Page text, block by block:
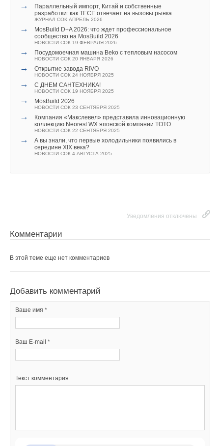
→
Параллельный импорт, Китай и собственные
разработки: как TECE отвечает на вызовы рынка
ЖУРНАЛ СОК АПРЕЛЬ 2026
→
MosBuild D+A 2026: что ждет профессиональное
сообщество на MosBuild 2026
НОВОСТИ СОК 19 ФЕВРАЛЯ 2026
→ Посудомоечная машина Beko c тепловым насосом
НОВОСТИ СОК 20 ЯНВАРЯ 2026
→ Открытие завода RIVO
НОВОСТИ СОК 24 НОЯБРЯ 2025
→ С ДНЕМ САНТЕХНИКА!
НОВОСТИ СОК 19 НОЯБРЯ 2025
→ MosBuild 2026
НОВОСТИ СОК 23 СЕНТЯБРЯ 2025
→
Компания «Макслевел» представила инновационную
коллекцию Neorest WX японской компании TOTO
НОВОСТИ СОК 22 СЕНТЯБРЯ 2025
→
А вы знали, что первые холодильники появились в
середине XIX века?
НОВОСТИ СОК 4 АВГУСТА 2025
Уведомления отключены
Комментарии
В этой теме еще нет комментариев
Добавить комментарий
Ваше имя *
Ваш E-mail *
Текст комментария
→ Energy Regula в новом диаметре — DN400/350
НОВОСТИ СОК 7 АВГУСТА 2026
→
Запорные клапаны Ридан для систем холодоснабжения
одобрены сертификатом РМРС
НОВОСТИ СОК 6 АВГУСТА 2026
→
Гибридный тепловой насос PV/T с одним общим
испарителем
Уведомления отключены
Комментарии
Текст комментария
НОВОСТИ СОК 3 АВГУСТА 2026
Samsung выпускает VRF-систему DVM на R32
→
Линейка крышных вентиляторов НЕВАТОМ VKR-E
дополнена новым типоразмером 11,2
Комментарии
Добавить комментарий
Ваше имя *
Ваш E-mail *
Текст комментария